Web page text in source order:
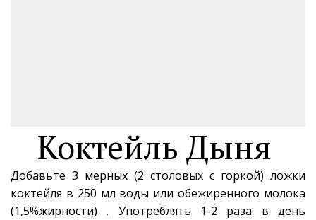
Коктейль Дыня
Добавьте 3 мерных (2 столовых с горкой) ложки
коктейля в 250 мл воды или обежиренного молока
(1,5%жирности) . Употреблять 1-2 раза в день